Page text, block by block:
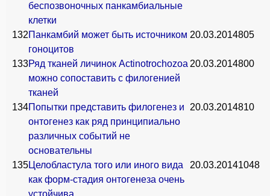
беспозвоночных панкамбиальные
клетки
132Панкамбий может быть источником
гоноцитов
20.03.2014805
133Ряд тканей личинок Actinotrochozoa
можно сопоставить с филогенией
тканей
20.03.2014800
134Попытки представить филогенез и
онтогенез как ряд принципиально
различных событий не
основательны
20.03.2014810
135Целобластула того или иного вида
как форм-стадия онтогенеза очень
устойчива
20.03.20141048